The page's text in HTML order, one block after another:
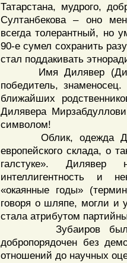
Татарстана, мудрого,
Султанбекова – оно
всегда толерантный, но
90-е сумел сохранить
стал поддакивать
Имя Дилявер
победитель,
ближайших
Дилявера
символом!
Облик, одежда
европейского склада, о
галстуке». Дилявер
интеллигентность и
«окаянные годы»
говоря о шляпе, могли
стала атрибутом
Зубаиров был
добропорядочен без
отношений до научных